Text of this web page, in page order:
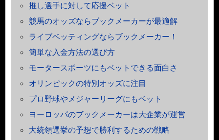
推し選手に対して応援ベット
競馬のオッズならブックメーカーが最適解
ライブベッティングならブックメーカー！
簡単な入金方法の選び方
モータースポーツにもベットできる面白さ
オリンピックの特別オッズに注目
プロ野球やメジャーリーグにもベット
ヨーロッパのブックメーカーは大企業が運営
大統領選挙の予想で勝利するための戦略